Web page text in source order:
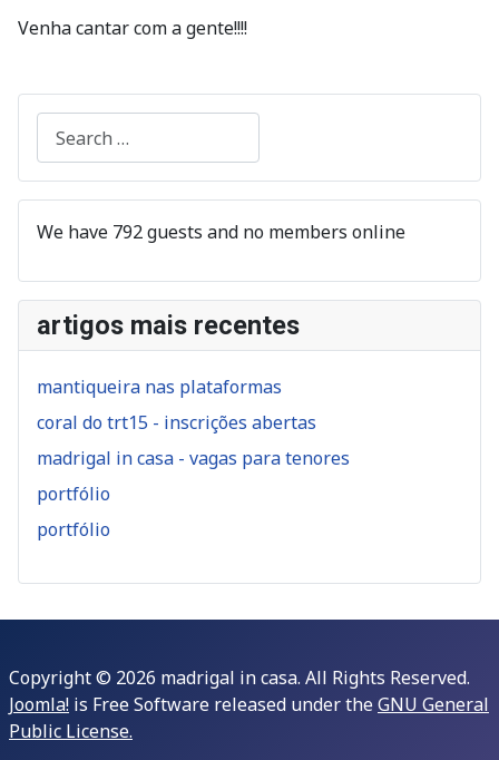
Venha cantar com a gente!!!!
We have 792 guests and no members online
artigos mais recentes
mantiqueira nas plataformas
coral do trt15 - inscrições abertas
madrigal in casa - vagas para tenores
portfólio
portfólio
Copyright © 2026 madrigal in casa. All Rights Reserved.
Joomla! is Free Software released under theGNU General
Public License.